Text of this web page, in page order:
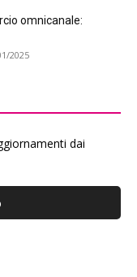
omnicanale:
2025
dai